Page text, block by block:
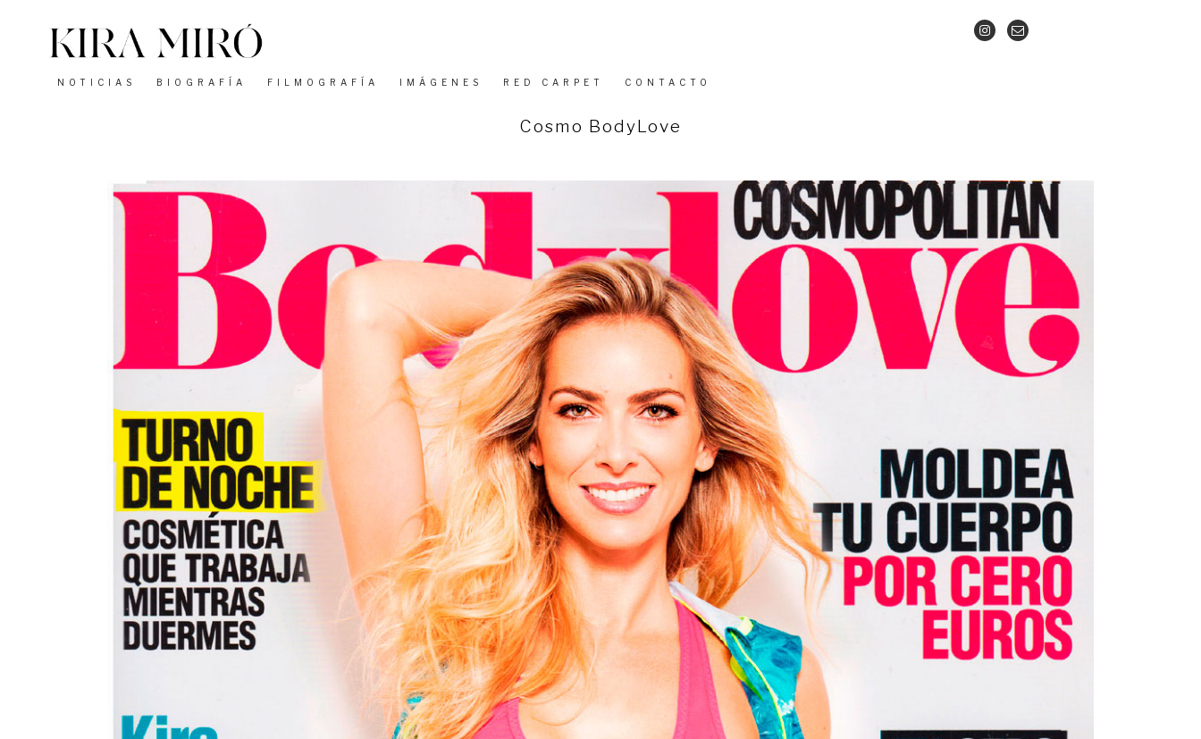
contenido
INSTAGRAM
CONTACTO
NOTICIAS BIOGRAFÍA FILMOGRAFÍA IMÁGENES RED CARPET CONTACTO
PUBLICADO
EL
Cosmo BodyLove